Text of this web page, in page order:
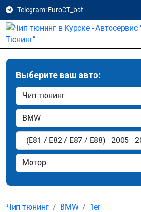
Telegram: EuroCT_bot
Выберите ваш авто:
Чип тюнинг BMW
1er